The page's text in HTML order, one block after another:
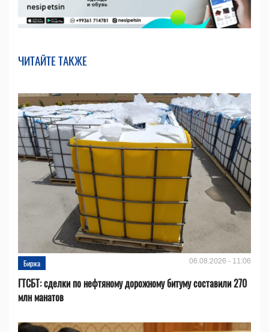
ЧИТАЙТЕ ТАКЖЕ
Биржа 06.08.2026 - 11:06
ГТСБТ: сделки по нефтяному дорожному битуму составили 270
млн манатов